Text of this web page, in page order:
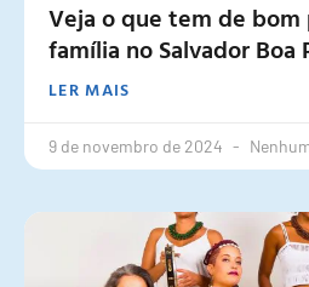
Veja o que tem de bom
família no Salvador Boa
LER MAIS
9 de novembro de 2024